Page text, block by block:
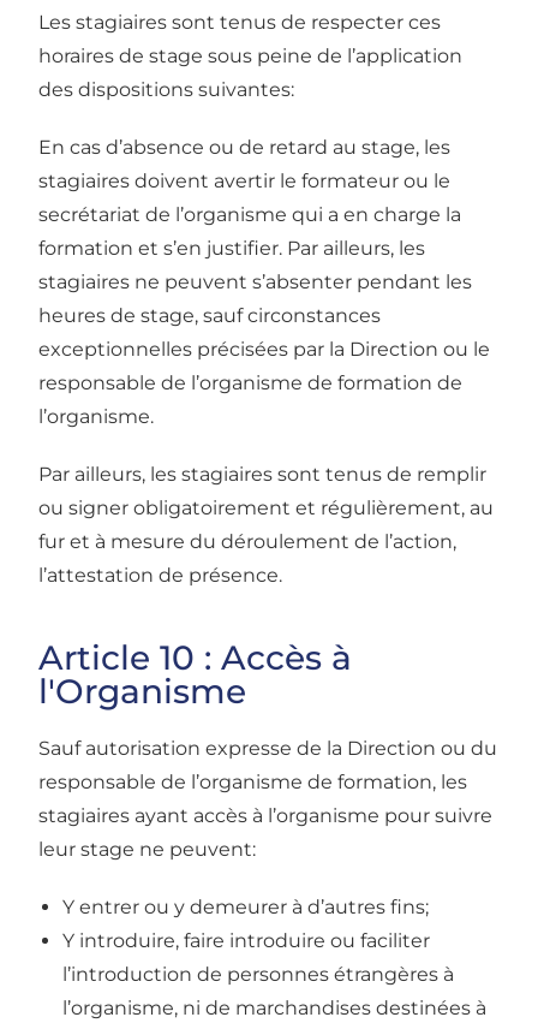
Les stagiaires sont tenus de respecter ces
horaires de stage sous peine de l’application
des dispositions suivantes:
En cas d’absence ou de retard au stage, les
stagiaires doivent avertir le formateur ou le
secrétariat de l’organisme qui a en charge la
formation et s’en justifier. Par ailleurs, les
stagiaires ne peuvent s’absenter pendant les
heures de stage, sauf circonstances
exceptionnelles précisées par la Direction ou le
responsable de l’organisme de formation de
l’organisme.
Par ailleurs, les stagiaires sont tenus de remplir
ou signer obligatoirement et régulièrement, au
fur et à mesure du déroulement de l’action,
l’attestation de présence.
Article 10 : Accès à
l'Organisme
Sauf autorisation expresse de la Direction ou du
responsable de l’organisme de formation, les
stagiaires ayant accès à l’organisme pour suivre
leur stage ne peuvent:
Y entrer ou y demeurer à d’autres fins;
Y introduire, faire introduire ou faciliter
l’introduction de personnes étrangères à
l’organisme, ni de marchandises destinées à